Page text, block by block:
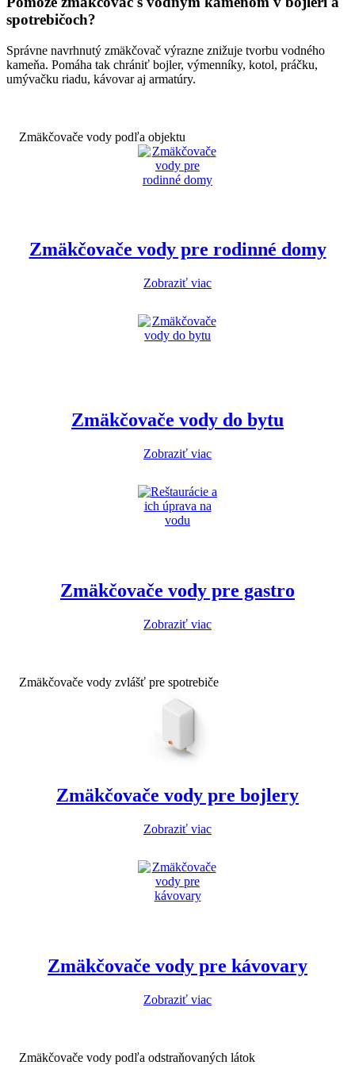
spotrebičoch?
Správne navrhnutý zmäkčovač výrazne znižuje tvorbu vodného
kameňa. Pomáha tak chrániť bojler, výmenníky, kotol, práčku,
umývačku riadu, kávovar aj armatúry.
Zmäkčovače vody podľa objektu
Zmäkčovače vody pre rodinné domy
Zobraziť viac
Zmäkčovače vody do bytu
Zobraziť viac
Zmäkčovače vody pre gastro
Zobraziť viac
Zmäkčovače vody zvlášť pre spotrebiče
Zmäkčovače vody pre bojlery
Zobraziť viac
Zmäkčovače vody pre kávovary
Zobraziť viac
Zmäkčovače vody podľa odstraňovaných látok